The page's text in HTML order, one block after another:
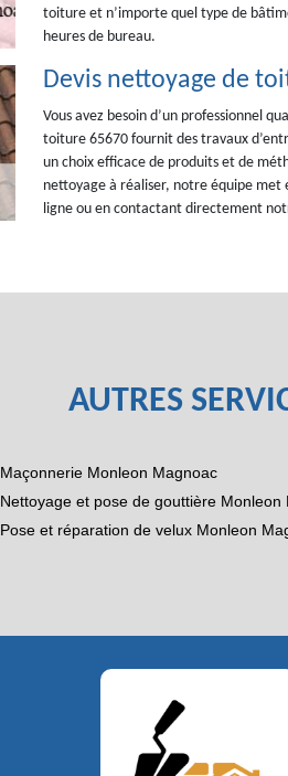
toiture et n’importe quel type de
heures de bureau.
Devis nettoyage de
Vous avez besoin d’un professionnel
toiture 65670 fournit des travaux
un choix efficace de produits et de
nettoyage à réaliser, notre équipe met
ligne ou en contactant directement
AUTRES
Maçonnerie Monleon Magnoac
Nettoyage et pose de gouttière Monleon
Pose et réparation de velux Monleon